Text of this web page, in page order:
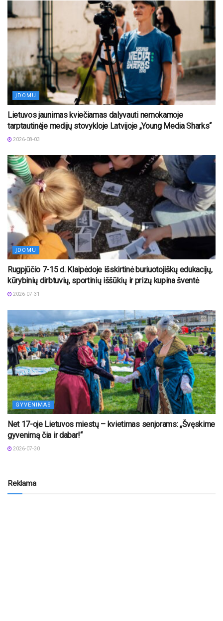
ĮDOMU
Lietuvos jaunimas kviečiamas dalyvauti nemokamoje
tarptautinėje medijų stovykloje Latvijoje „Young Media Sharks“
2026-08-03
ĮDOMU
Rugpjūčio 7-15 d. Klaipėdoje išskirtinė buriuotojiškų edukacijų,
kūrybinių dirbtuvių, sportinių iššūkių ir prizų kupina šventė
2026-07-31
GYVENIMAS
Net 17-oje Lietuvos miestų – kvietimas senjorams: „Švęskime
gyvenimą čia ir dabar!“
2026-07-30
Reklama